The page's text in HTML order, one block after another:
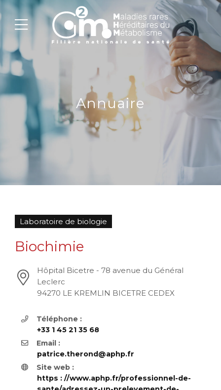
Annuaire
Laboratoire de biologie
Biochimie
Hôpital Bicetre - 78 avenue du Général
Leclerc
94270 LE KREMLIN BICETRE CEDEX
Téléphone :
+33 1 45 21 35 68
Email :
patrice.therond@aphp.fr
Site web :
https : //www.aphp.fr/professionnel-de-